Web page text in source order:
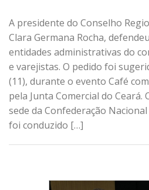
A presidente do Conselho
Clara Germana Rocha,
entidades administrativas do
e varejistas. O pedido foi
(11), durante o evento Café
pela Junta Comercial do
sede da Confederação
foi conduzido […]